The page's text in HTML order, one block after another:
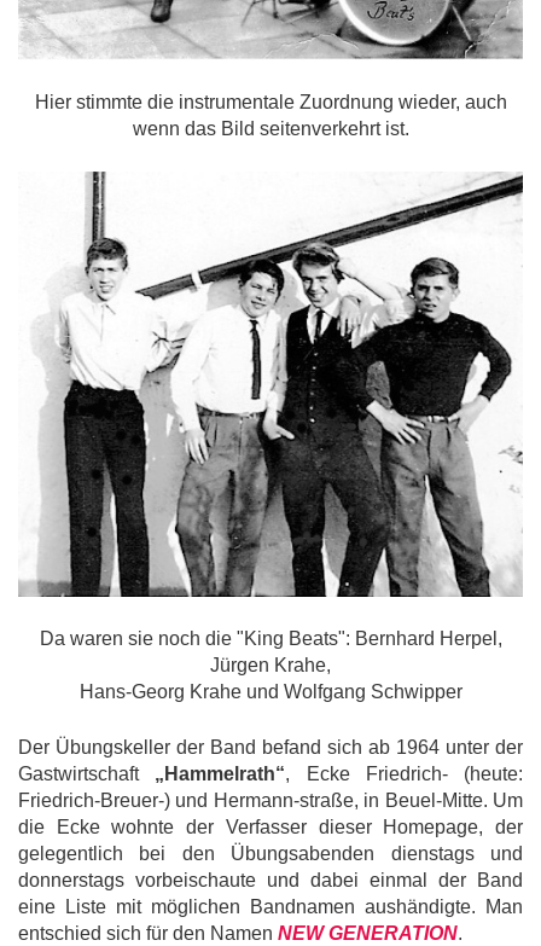
Hier stimmte die instrumentale Zuordnung wieder, auch
wenn das Bild seitenverkehrt ist.
Da waren sie noch die "King Beats": Bernhard Herpel,
Jürgen Krahe,
Hans-Georg Krahe und Wolfgang Schwipper
Der Übungskeller der Band befand sich ab 1964 unter der
Gastwirtschaft „Hammelrath“, Ecke Friedrich- (heute:
Friedrich-Breuer-) und Hermann-straße, in Beuel-Mitte. Um
die Ecke wohnte der Verfasser dieser Homepage, der
gelegentlich bei den Übungsabenden dienstags und
donnerstags vorbeischaute und dabei einmal der Band
eine Liste mit möglichen Bandnamen aushändigte. Man
entschied sich für den Namen NEW GENERATION.